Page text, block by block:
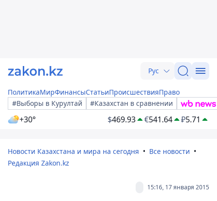
Рус
ПолитикаМирФинансыСтатьиПроисшествияПраво
#Выборы в Курултай
#Казахстан в сравнении
+30° $469.93 €541.64 ₽5.71
Новости Казахстана и мира на сегодня
Все новости
Редакция Zakon.kz
15:16, 17 января 2015